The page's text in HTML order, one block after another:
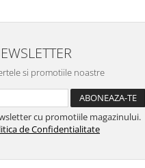
MagChange este
ți telefonul
Grip TPU si Spate
Protectia
si promotiile noastre
cu promotiile magazinului.
de Confidentialitate